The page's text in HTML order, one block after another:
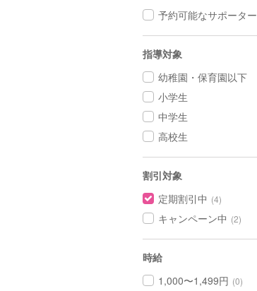
予約可能なサポーター
指導対象
幼稚園・保育園以下
小学生
中学生
高校生
割引対象
定期割引中 (4)
キャンペーン中 (2)
時給
1,000〜1,499円 (0)